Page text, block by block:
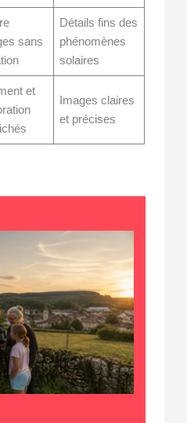
sans
Détails fins des
phénomènes
solaires
et
Images claires
et précises